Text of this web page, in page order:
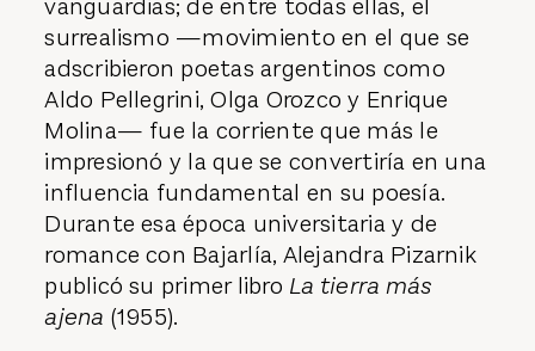
vanguardias; de entre todas ellas, el
surrealismo —movimiento en el que se
adscribieron poetas argentinos como
Aldo Pellegrini, Olga Orozco y Enrique
Molina— fue la corriente que más le
impresionó y la que se convertiría en una
influencia fundamental en su poesía.
Durante esa época universitaria y de
romance con Bajarlía, Alejandra Pizarnik
publicó su primer libro La tierra más
ajena (1955).